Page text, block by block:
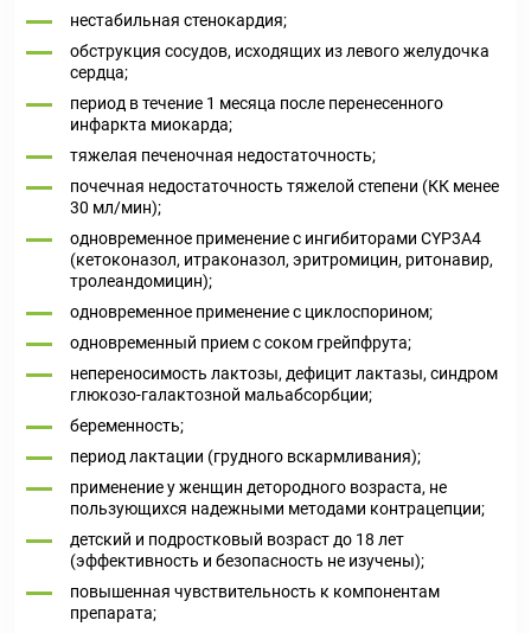
нестабильная стенокардия;
обструкция сосудов, исходящих из левого желудочка
сердца;
период в течение 1 месяца после перенесенного
инфаркта миокарда;
тяжелая печеночная недостаточность;
почечная недостаточность тяжелой степени (КК менее
30 мл/мин);
одновременное применение с ингибиторами CYP3A4
(кетоконазол, итраконазол, эритромицин, ритонавир,
тролеандомицин);
одновременное применение с циклоспорином;
одновременный прием с соком грейпфрута;
непереносимость лактозы, дефицит лактазы, синдром
глюкозо-галактозной мальабсорбции;
беременность;
период лактации (грудного вскармливания);
применение у женщин детородного возраста, не
пользующихся надежными методами контрацепции;
детский и подростковый возраст до 18 лет
(эффективность и безопасность не изучены);
повышенная чувствительность к компонентам
препарата;